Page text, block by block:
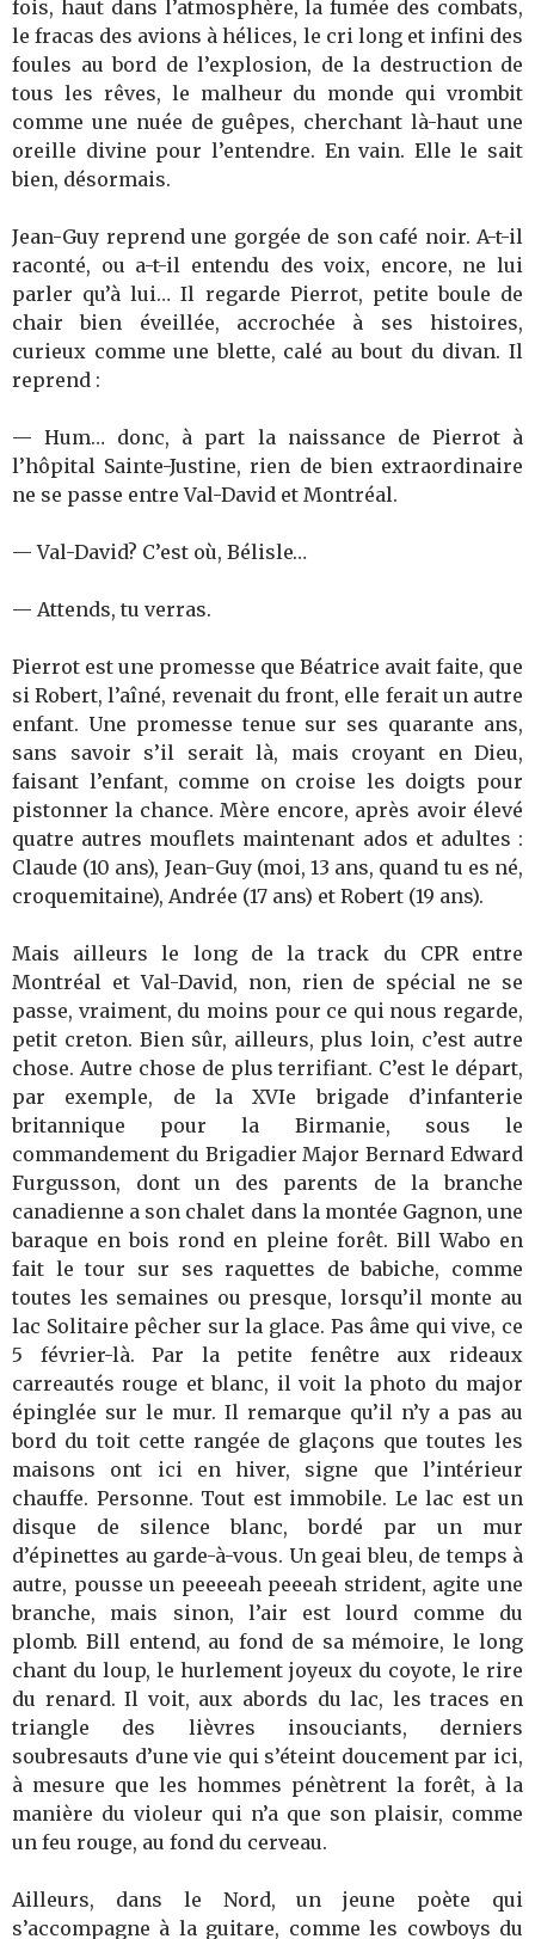
fois, haut dans l’atmosphère, la fumée des combats,
le fracas des avions à hélices, le cri long et infini des
foules au bord de l’explosion, de la destruction de
tous les rêves, le malheur du monde qui vrombit
comme une nuée de guêpes, cherchant là-haut une
oreille divine pour l’entendre. En vain. Elle le sait
bien, désormais.
Jean-Guy reprend une gorgée de son café noir. A-t-il
raconté, ou a-t-il entendu des voix, encore, ne lui
parler qu’à lui… Il regarde Pierrot, petite boule de
chair bien éveillée, accrochée à ses histoires,
curieux comme une blette, calé au bout du divan. Il
reprend :
— Hum… donc, à part la naissance de Pierrot à
l’hôpital Sainte-Justine, rien de bien extraordinaire
ne se passe entre Val-David et Montréal.
— Val-David? C’est où, Bélisle…
— Attends, tu verras.
Pierrot est une promesse que Béatrice avait faite, que
si Robert, l’aîné, revenait du front, elle ferait un autre
enfant. Une promesse tenue sur ses quarante ans,
sans savoir s’il serait là, mais croyant en Dieu,
faisant l’enfant, comme on croise les doigts pour
pistonner la chance. Mère encore, après avoir élevé
quatre autres mouflets maintenant ados et adultes :
Claude (10 ans), Jean-Guy (moi, 13 ans, quand tu es né,
croquemitaine), Andrée (17 ans) et Robert (19 ans).
Mais ailleurs le long de la track du CPR entre
Montréal et Val-David, non, rien de spécial ne se
passe, vraiment, du moins pour ce qui nous regarde,
petit creton. Bien sûr, ailleurs, plus loin, c’est autre
chose. Autre chose de plus terrifiant. C’est le départ,
par exemple, de la XVIe brigade d’infanterie
britannique pour la Birmanie, sous le
commandement du Brigadier Major Bernard Edward
Furgusson, dont un des parents de la branche
canadienne a son chalet dans la montée Gagnon, une
baraque en bois rond en pleine forêt. Bill Wabo en
fait le tour sur ses raquettes de babiche, comme
toutes les semaines ou presque, lorsqu’il monte au
lac Solitaire pêcher sur la glace. Pas âme qui vive, ce
5 février-là. Par la petite fenêtre aux rideaux
carreautés rouge et blanc, il voit la photo du major
épinglée sur le mur. Il remarque qu’il n’y a pas au
bord du toit cette rangée de glaçons que toutes les
maisons ont ici en hiver, signe que l’intérieur
chauffe. Personne. Tout est immobile. Le lac est un
disque de silence blanc, bordé par un mur
d’épinettes au garde-à-vous. Un geai bleu, de temps à
autre, pousse un peeeeah peeeah strident, agite une
branche, mais sinon, l’air est lourd comme du
plomb. Bill entend, au fond de sa mémoire, le long
chant du loup, le hurlement joyeux du coyote, le rire
du renard. Il voit, aux abords du lac, les traces en
triangle des lièvres insouciants, derniers
soubresauts d’une vie qui s’éteint doucement par ici,
à mesure que les hommes pénètrent la forêt, à la
manière du violeur qui n’a que son plaisir, comme
un feu rouge, au fond du cerveau.
Ailleurs, dans le Nord, un jeune poète qui
s’accompagne à la guitare, comme les cowboys du